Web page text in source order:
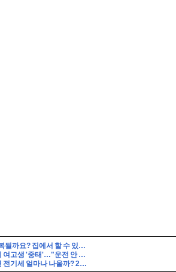
허리통증, 왜 자꾸 반복될까요? 집에서 할 수 있는 관리법과 지압법 총정리 by 상봉역안마원 편백힐링안마원
무면허 만취 역주행에 여고생 '중태'…"운전 안 했다" 거짓말 뒤집은 CCTV 입수
제습기 하루종일 틀면 전기세 얼마나 나올까? 24시간 사용 전기요금 계산법 7가지